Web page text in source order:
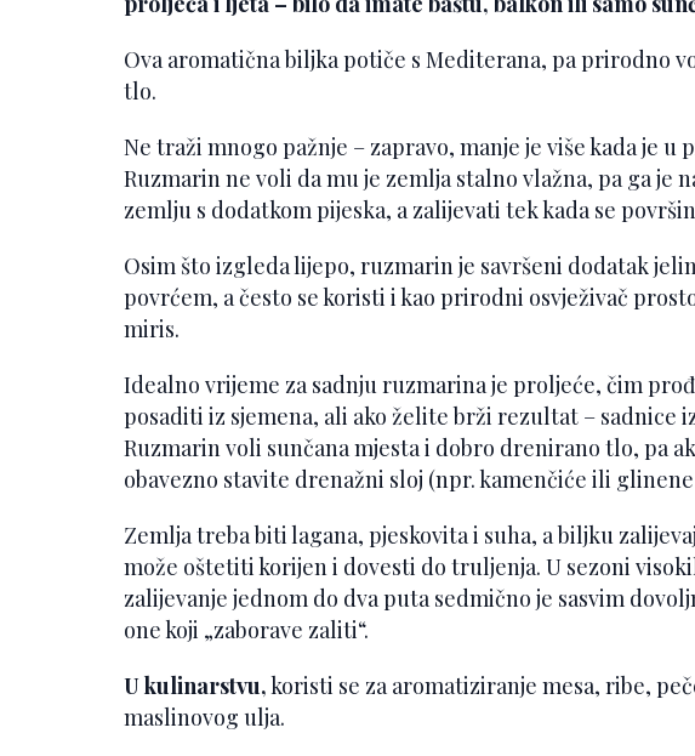
Ova aromatična biljka potiče s Mediterana, pa prirodno
tlo.
Ne traži mnogo pažnje – zapravo, manje je više kada je u
Ruzmarin ne voli da mu je zemlja stalno vlažna, pa ga je
zemlju s dodatkom pijeska, a zalijevati tek kada se
Osim što izgleda lijepo, ruzmarin je savršeni dodatak
povrćem, a često se koristi i kao prirodni osvježivač
miris.
Idealno vrijeme za sadnju ruzmarina je proljeće, čim
posaditi iz sjemena, ali ako želite brži rezultat – sadnice
Ruzmarin voli sunčana mjesta i dobro drenirano tlo, pa
obavezno stavite drenažni sloj (npr. kamenčiće ili
Zemlja treba biti lagana, pjeskovita i suha, a biljku
može oštetiti korijen i dovesti do truljenja. U sezoni
zalijevanje jednom do dva puta sedmično je sasvim
one koji „zaborave zaliti“.
U kulinarstvu,koristi se za aromatiziranje mesa, ribe,
maslinovog ulja.